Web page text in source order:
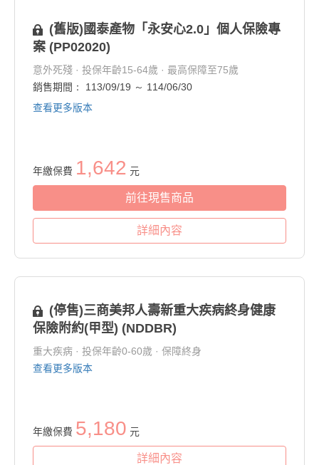
(舊版)國泰產物「永安心2.0」個人保險專
案 (PP02020)
意外死殘 · 投保年齡15-64歲 · 最高保障至75歲
銷售期間： 113/09/19 ～ 114/06/30
查看更多版本
年繳保費 1,642 元
前往現售商品
詳細內容
(停售)三商美邦人壽新重大疾病終身健康
保險附約(甲型) (NDDBR)
重大疾病 · 投保年齡0-60歲 · 保障終身
查看更多版本
年繳保費 5,180 元
詳細內容